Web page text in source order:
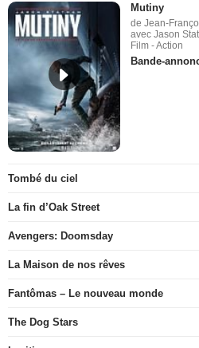
Mutiny
de Jean-
avec Jason
Film - Action
Bande-
Tombé du ciel
La fin d’Oak Street
Avengers: Doomsday
La Maison de nos rêves
Fantômas – Le nouveau monde
The Dog Stars